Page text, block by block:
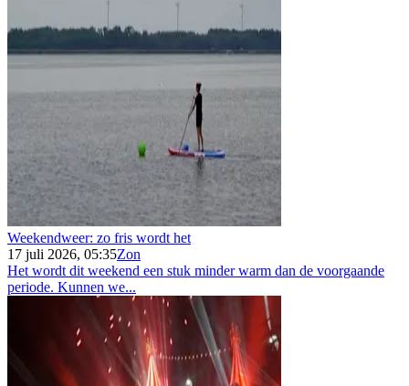
Weekendweer: zo fris wordt het
17 juli 2026, 05:35Zon
Het wordt dit weekend een stuk minder warm dan de voorgaande
periode. Kunnen we...